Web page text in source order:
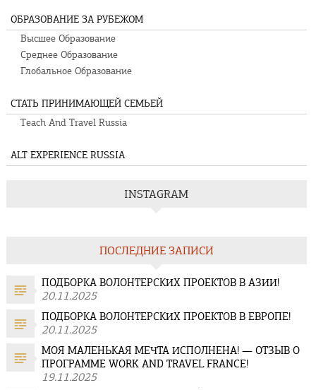
ОБРАЗОВАНИЕ ЗА РУБЕЖОМ
Высшее Образование
Среднее Образование
Глобальное Образование
СТАТЬ ПРИНИМАЮЩЕЙ СЕМЬЕЙ
Teach And Travel Russia
ALT EXPERIENCE RUSSIA
INSTAGRAM
ПОСЛЕДНИЕ ЗАПИСИ
ПОДБОРКА ВОЛОНТЕРСКИХ ПРОЕКТОВ В АЗИИ!
20.11.2025
ПОДБОРКА ВОЛОНТЕРСКИХ ПРОЕКТОВ В ЕВРОПЕ!
20.11.2025
МОЯ МАЛЕНЬКАЯ МЕЧТА ИСПОЛНЕНА! — ОТЗЫВ О
ПРОГРАММЕ WORK AND TRAVEL FRANCE!
19.11.2025